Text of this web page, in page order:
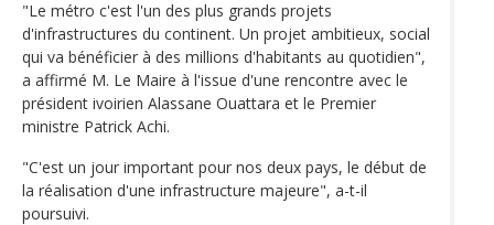
"Le métro c'est l'un des plus grands projets
d'infrastructures du continent. Un projet ambitieux, social
qui va bénéficier à des millions d'habitants au quotidien",
a affirmé M. Le Maire à l'issue d'une rencontre avec le
président ivoirien Alassane Ouattara et le Premier
ministre Patrick Achi.
"C'est un jour important pour nos deux pays, le début de
la réalisation d'une infrastructure majeure", a-t-il
poursuivi.